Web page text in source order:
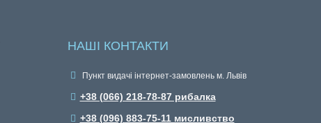
НАШІ КОНТАКТИ
Пункт видачі інтернет-замовлень м. Львів
+38 (066) 218-78-87 рибалка
+38 (096) 883-75-11 мисливство